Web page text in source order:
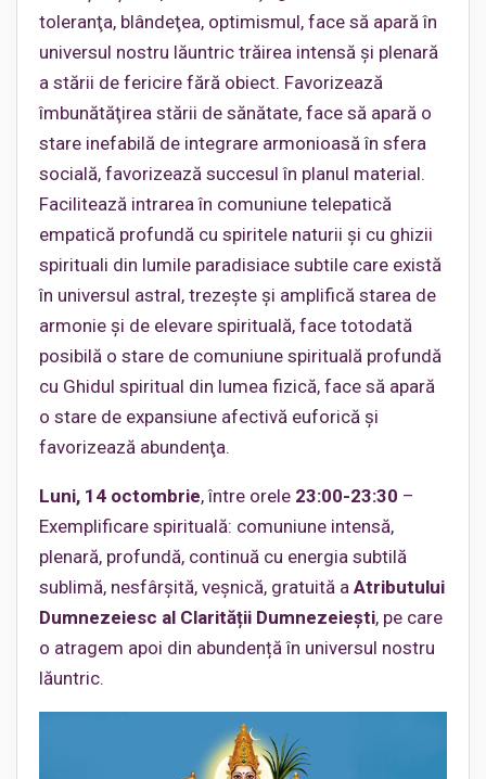
toleranţa, blândeţea, optimismul, face să apară în
universul nostru lăuntric trăirea intensă şi plenară
a stării de fericire fără obiect. Favorizează
îmbunătăţirea stării de sănătate, face să apară o
stare inefabilă de integrare armonioasă în sfera
socială, favorizează succesul în planul material.
Facilitează intrarea în comuniune telepatică
empatică profundă cu spiritele naturii şi cu ghizii
spirituali din lumile paradisiace subtile care există
în universul astral, trezeşte şi amplifică starea de
armonie şi de elevare spirituală, face totodată
posibilă o stare de comuniune spirituală profundă
cu Ghidul spiritual din lumea fizică, face să apară
o stare de expansiune afectivă euforică şi
favorizează abundenţa.
Luni, 14 octombrie, între orele 23:00-23:30 –
Exemplificare spirituală: comuniune intensă,
plenară, profundă, continuă cu energia subtilă
sublimă, nesfârșită, veșnică, gratuită a Atributului
Dumnezeiesc al Clarității Dumnezeiești, pe care
o atragem apoi din abundență în universul nostru
lăuntric.